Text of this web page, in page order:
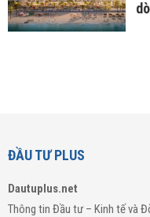
ĐẦU TƯ PLUS
Dautuplus.net
Thông tin Đầu tư – Kinh tế và